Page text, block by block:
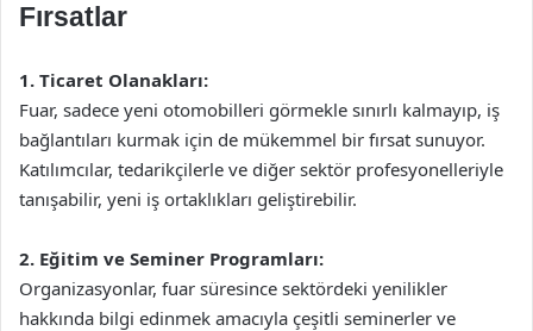
Fırsatlar
1. Ticaret Olanakları:
Fuar, sadece yeni otomobilleri görmekle sınırlı kalmayıp, iş
bağlantıları kurmak için de mükemmel bir fırsat sunuyor.
Katılımcılar, tedarikçilerle ve diğer sektör profesyonelleriyle
tanışabilir, yeni iş ortaklıkları geliştirebilir.
2. Eğitim ve Seminer Programları:
Organizasyonlar, fuar süresince sektördeki yenilikler
hakkında bilgi edinmek amacıyla çeşitli seminerler ve